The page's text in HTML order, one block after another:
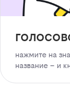
нажмите на
название – и